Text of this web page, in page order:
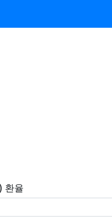
환율